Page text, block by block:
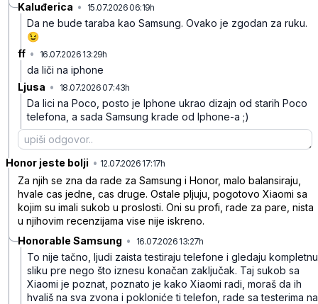
Kaluđerica • 15.07.2026 06:19h
Da ne bude taraba kao Samsung. Ovako je zgodan za ruku.
😉
ff • 16.07.2026 13:29h
da liči na iphone
Ljusa • 18.07.2026 07:43h
Da lici na Poco, posto je Iphone ukrao dizajn od starih Poco
telefona, a sada Samsung krade od Iphone-a ;)
Honor jeste bolji • 12.07.2026 17:17h
Za njih se zna da rade za Samsung i Honor, malo balansiraju,
hvale cas jedne, cas druge. Ostale pljuju, pogotovo Xiaomi sa
kojim su imali sukob u proslosti. Oni su profi, rade za pare, nista
u njihovim recenzijama vise nije iskreno.
Honorable Samsung • 16.07.2026 13:27h
To nije tačno, ljudi zaista testiraju telefone i gledaju kompletnu
sliku pre nego što iznesu konačan zaključak. Taj sukob sa
Xiaomi je poznat, poznato je kako Xiaomi radi, moraš da ih
hvališ na sva zvona i pokloniće ti telefon, rade sa testerima na